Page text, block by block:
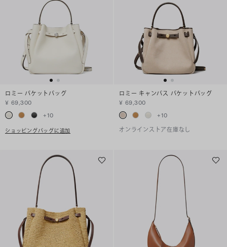
ロミー バケットバッグ
¥ 69,300
+10
ショッピングバッグに追加
ロミー キャンバス バケットバッグ
¥ 69,300
+10
オンラインストア在庫なし